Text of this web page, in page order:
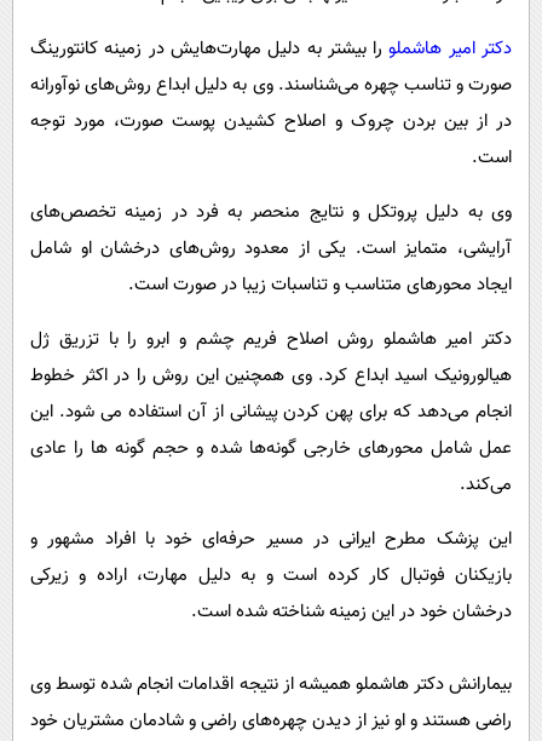
دکتر امیر هاشملورا بیشتر به دلیل مهارت‌هایش در زمینه کانتورینگ
صورت و تناسب چهره می‌شناسند. وی به دلیل ابداع روش‌های نوآورانه
در از بین بردن چروک و اصلاح کشیدن پوست صورت، مورد توجه
است.
وی به دلیل پروتکل و نتایج منحصر به فرد در زمینه تخصص‌های
آرایشی، متمایز است. یکی از معدود روش‌های درخشان او شامل
ایجاد محورهای متناسب و تناسبات زیبا در صورت است.
دکتر امیر هاشملو روش اصلاح فریم چشم و ابرو را با تزریق ژل
هیالورونیک اسید ابداع کرد. وی همچنین این روش را در اکثر خطوط
انجام می‌دهد که برای پهن کردن پیشانی از آن استفاده می شود. این
عمل شامل محورهای خارجی گونه‌ها شده و حجم گونه ها را عادی
می‌کند.
این پزشک مطرح ایرانی در مسیر حرفه‌ای خود با افراد مشهور و
بازیکنان فوتبال کار کرده است و به دلیل مهارت، اراده و زیرکی
درخشان خود در این زمینه شناخته شده است.
بیمارانش دکتر هاشملو همیشه از نتیجه اقدامات انجام شده توسط وی
راضی هستند و او نیز از دیدن چهره‌های راضی و شادمان مشتریان خود